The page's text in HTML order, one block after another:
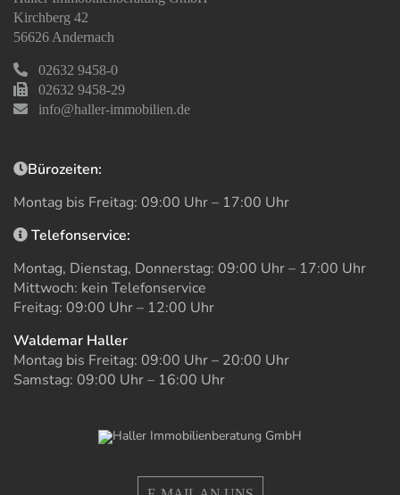
Kirchberg 42
56626 Andernach
02632 9458-0
02632 9458-29
info@haller-immobilien.de
Bürozeiten:
Montag bis Freitag: 09:00 Uhr – 17:00 Uhr
Telefonservice:
Montag, Dienstag, Donnerstag: 09:00 Uhr – 17:00 Uhr
Mittwoch: kein Telefonservice
Freitag: 09:00 Uhr – 12:00 Uhr
Waldemar Haller
Montag bis Freitag: 09:00 Uhr – 20:00 Uhr
Samstag: 09:00 Uhr – 16:00 Uhr